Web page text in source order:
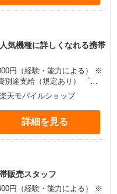
気機種に詳しくなれる携帯
円（経験・能力による） ※
途支給（規定あり） ゜
。○。・゜+゜ 入社祝い金10
+゜・。○。・゜+゜
天モバイルショップ
詳細を見る
販売スタッフ
円（経験・能力による） ※